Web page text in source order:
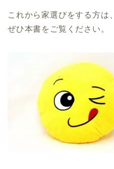
これから家選びをする方は、
ぜひ本書をご覧ください。